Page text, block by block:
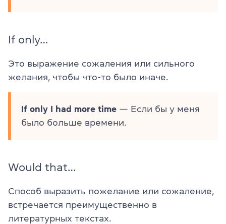
If only…
Это выражение сожаления или сильного
желания, чтобы что-то было иначе.
If only I had more time — Если бы у меня
было больше времени.
Would that…
Способ выразить пожелание или сожаление,
встречается преимущественно в
литературных текстах.